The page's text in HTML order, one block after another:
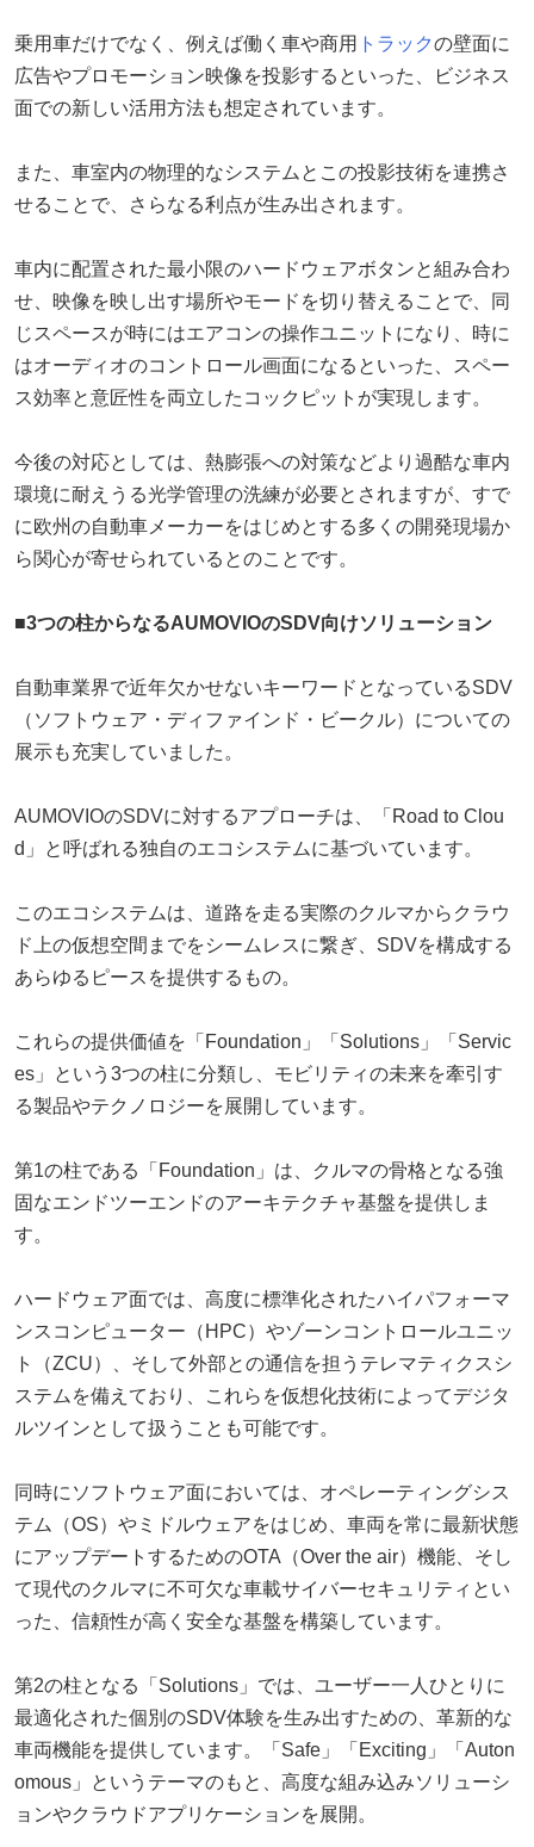
乗用車だけでなく、例えば働く車や商用 トラックの壁面に
広告やプロモーション映像を投影するといった、ビジネス
面での新しい活用方法も想定されています。
また、車室内の物理的なシステムとこの投影技術を連携さ
せることで、さらなる利点が生み出されます。
車内に配置された最小限のハードウェアボタンと組み合わ
せ、映像を映し出す場所やモードを切り替えることで、同
じスペースが時にはエアコンの操作ユニットになり、時に
はオーディオのコントロール画面になるといった、スペー
ス効率と意匠性を両立したコックピットが実現します。
今後の対応としては、熱膨張への対策などより過酷な車内
環境に耐えうる光学管理の洗練が必要とされますが、すで
に欧州の自動車メーカーをはじめとする多くの開発現場か
ら関心が寄せられているとのことです。
■3つの柱からなるAUMOVIOのSDV向けソリューション
自動車業界で近年欠かせないキーワードとなっているSDV
（ソフトウェア・ディファインド・ビークル）についての
展示も充実していました。
AUMOVIOのSDVに対するアプローチは、「Road to Clou
d」と呼ばれる独自のエコシステムに基づいています。
このエコシステムは、道路を走る実際のクルマからクラウ
ド上の仮想空間までをシームレスに繋ぎ、SDVを構成する
あらゆるピースを提供するもの。
これらの提供価値を「Foundation」「Solutions」「Servic
es」という3つの柱に分類し、モビリティの未来を牽引す
る製品やテクノロジーを展開しています。
第1の柱である「Foundation」は、クルマの骨格となる強
固なエンドツーエンドのアーキテクチャ基盤を提供しま
す。
ハードウェア面では、高度に標準化されたハイパフォーマ
ンスコンピューター（HPC）やゾーンコントロールユニッ
ト（ZCU）、そして外部との通信を担うテレマティクスシ
ステムを備えており、これらを仮想化技術によってデジタ
ルツインとして扱うことも可能です。
同時にソフトウェア面においては、オペレーティングシス
テム（OS）やミドルウェアをはじめ、車両を常に最新状態
にアップデートするためのOTA（Over the air）機能、そし
て現代のクルマに不可欠な車載サイバーセキュリティとい
った、信頼性が高く安全な基盤を構築しています。
第2の柱となる「Solutions」では、ユーザー一人ひとりに
最適化された個別のSDV体験を生み出すための、革新的な
車両機能を提供しています。「Safe」「Exciting」「Auton
omous」というテーマのもと、高度な組み込みソリューシ
ョンやクラウドアプリケーションを展開。